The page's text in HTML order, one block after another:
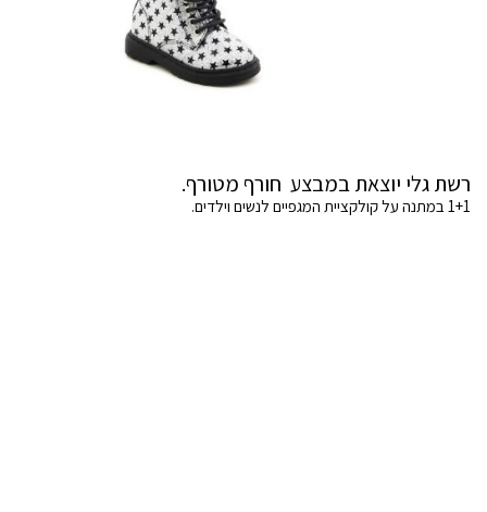
רשת גלי יוצאת במבצע חורף מטורף.
1+1 במתנה על קולקציית המגפיים לנשים וילדים.